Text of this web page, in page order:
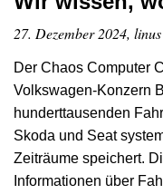
27. Dezember 2024, linus
Der Chaos Computer
Volkswagen-Konzern
hunderttausenden
Skoda und Seat
Zeiträume speichert.
Informationen über